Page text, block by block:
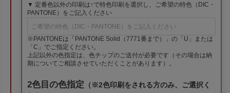
▼ 定番色以外の印刷は↑で特色印刷を選択し、ご希望の特色（DIC・
PANTONE）をご記入ください
※PANTONEは「PANTONE Solid（7771番まで）」の「U」または
「C」でご指定ください。
上記以外の色指定は、色チップのご送付が必要です（その場合は納
期についてご相談させていただくことがあります）。
2色目の色指定 （※2色印刷をされる方のみ、ご選択く